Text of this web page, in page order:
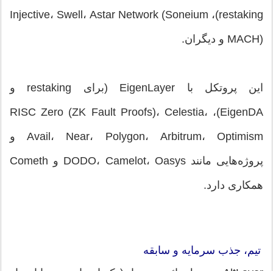
restaking)، Injective، Swell، Astar Network (Soneium
MACH) و دیگران.
این پروتکل با EigenLayer (برای restaking و
EigenDA)، RISC Zero (ZK Fault Proofs)، Celestia،
Avail، Near، Polygon، Arbitrum، Optimism و
پروژه‌هایی مانند DODO، Camelot، Oasys و Cometh
همکاری دارد.
تیم، جذب سرمایه و سابقه